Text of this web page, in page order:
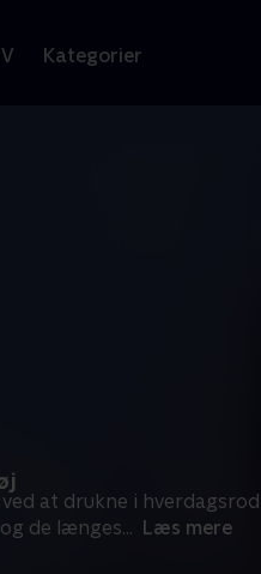
Kategorier
at drukne i hverdagsrod
de længes... Læs mere